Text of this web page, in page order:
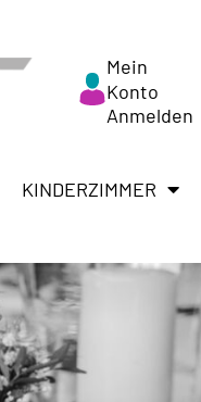
Mein
Konto
Anmelden
KINDERZIMMER